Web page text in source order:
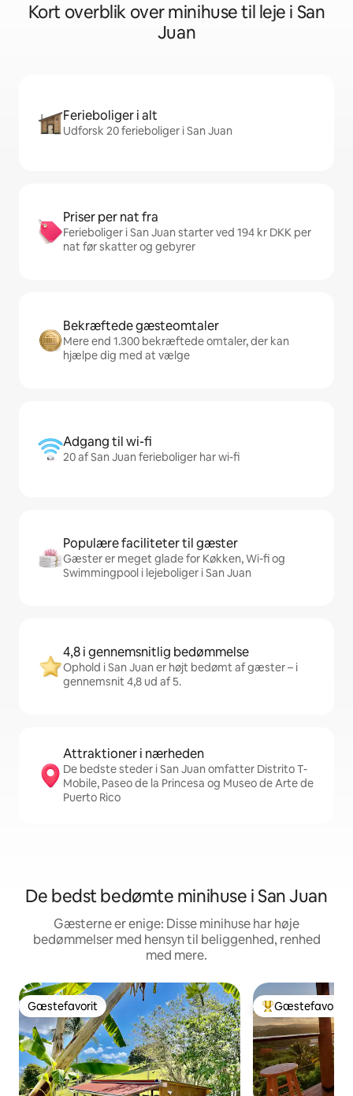
Kort overblik over minihuse til leje i San
Juan
Ferieboliger i alt
Udforsk 20 ferieboliger i San Juan
Priser per nat fra
Ferieboliger i San Juan starter ved 194 kr DKK per
nat før skatter og gebyrer
Bekræftede gæsteomtaler
Mere end 1.300 bekræftede omtaler, der kan
hjælpe dig med at vælge
Adgang til wi-fi
20 af San Juan ferieboliger har wi-fi
Populære faciliteter til gæster
Gæster er meget glade for Køkken, Wi-fi og
Swimmingpool i lejeboliger i San Juan
4,8 i gennemsnitlig bedømmelse
Ophold i San Juan er højt bedømt af gæster – i
gennemsnit 4,8 ud af 5.
Attraktioner i nærheden
De bedste steder i San Juan omfatter Distrito T-
Mobile, Paseo de la Princesa og Museo de Arte de
Puerto Rico
De bedst bedømte minihuse i San Juan
Gæsterne er enige: Disse minihuse har høje
bedømmelser med hensyn til beliggenhed, renhed
med mere.
Gæstefavorit
Gæstefavorit Bedste
Gæstefavorit